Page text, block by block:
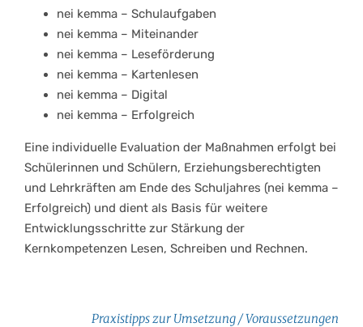
nei kemma – Schulaufgaben
nei kemma – Miteinander
nei kemma – Leseförderung
nei kemma – Kartenlesen
nei kemma – Digital
nei kemma – Erfolgreich
Eine individuelle Evaluation der Maßnahmen erfolgt bei
Schülerinnen und Schülern, Erziehungsberechtigten
und Lehrkräften am Ende des Schuljahres (nei kemma –
Erfolgreich) und dient als Basis für weitere
Entwicklungsschritte zur Stärkung der
Kernkompetenzen Lesen, Schreiben und Rechnen.
Praxistipps zur Umsetzung / Voraussetzungen